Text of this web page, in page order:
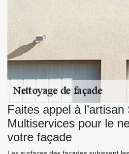
Faites appel à l’artisan
Multiservices pour le
votre façade